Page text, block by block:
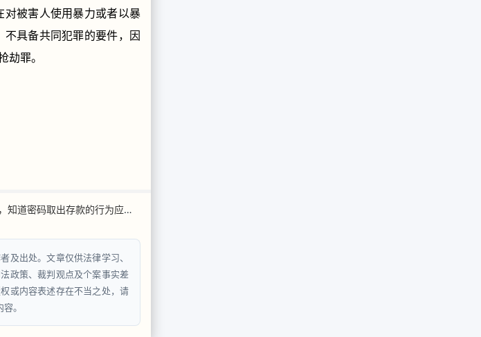
对被害人使用暴力或者以暴
具备共同犯罪的要件，因
劫罪。
道密码取出存款的行为应如何定性
及出处。文章仅供法律学习、
政策、裁判观点及个案事实差
或内容表述存在不当之处，请
。